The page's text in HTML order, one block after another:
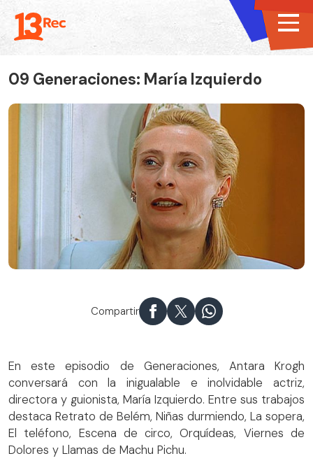
09 Generaciones: María Izquierdo
Compartir
En este episodio de Generaciones, Antara Krogh
conversará con la inigualable e inolvidable actriz,
directora y guionista, María Izquierdo. Entre sus trabajos
destaca Retrato de Belém, Niñas durmiendo, La sopera,
El teléfono, Escena de circo, Orquídeas, Viernes de
Dolores y Llamas de Machu Pichu.